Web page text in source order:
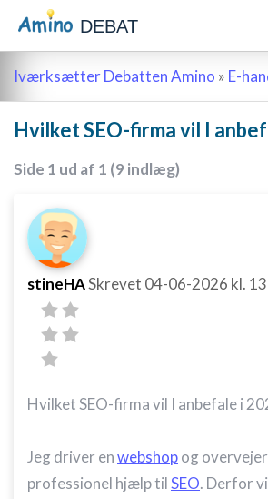
DEBAT
Iværksætter Debatten Amino » E-
Hvilket SEO-firma vil I
Side 1 ud af 1 (9 indlæg)
stineHASkrevet 04-06-2026 kl.
Hvilket SEO-firma vil I anbefale i
Jeg driver enwebshopog
professionel hjælp tilSEO. Derfor